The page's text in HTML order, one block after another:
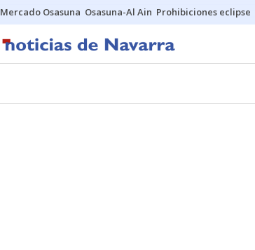
Mercado Osasuna Osasuna-Al Ain Prohibiciones eclipse